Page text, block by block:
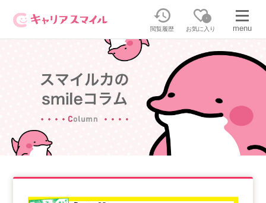
閲覧履歴
0
お気に入り menu
無料相談・お問い合わせはこちら
無料転職相談・お問い合わせの内容を
選択してください
正社員／パートで働く
派遣で働く
正社員・パートの求人を探す
派遣求人を探す